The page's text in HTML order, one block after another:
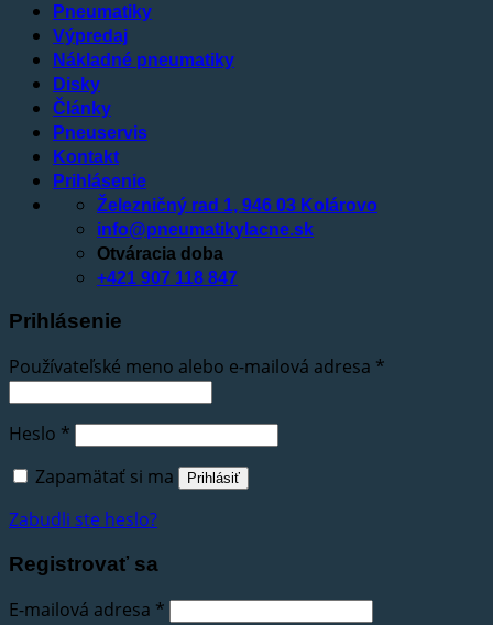
Pneumatiky
Výpredaj
Nákladné pneumatiky
Disky
Články
Pneuservis
Kontakt
Prihlásenie
Železničný rad 1, 946 03 Kolárovo
info@pneumatikylacne.sk
Otváracia doba
+421 907 118 847
Prihlásenie
Používateľské meno alebo e-mailová adresa *
Heslo *
Zapamätať si ma
Prihlásiť
Zabudli ste heslo?
Registrovať sa
E-mailová adresa *